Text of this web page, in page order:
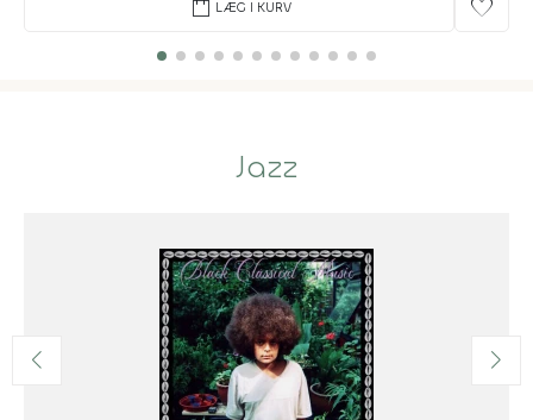
shopping_bag LÆG I KURV favorite
Jazz